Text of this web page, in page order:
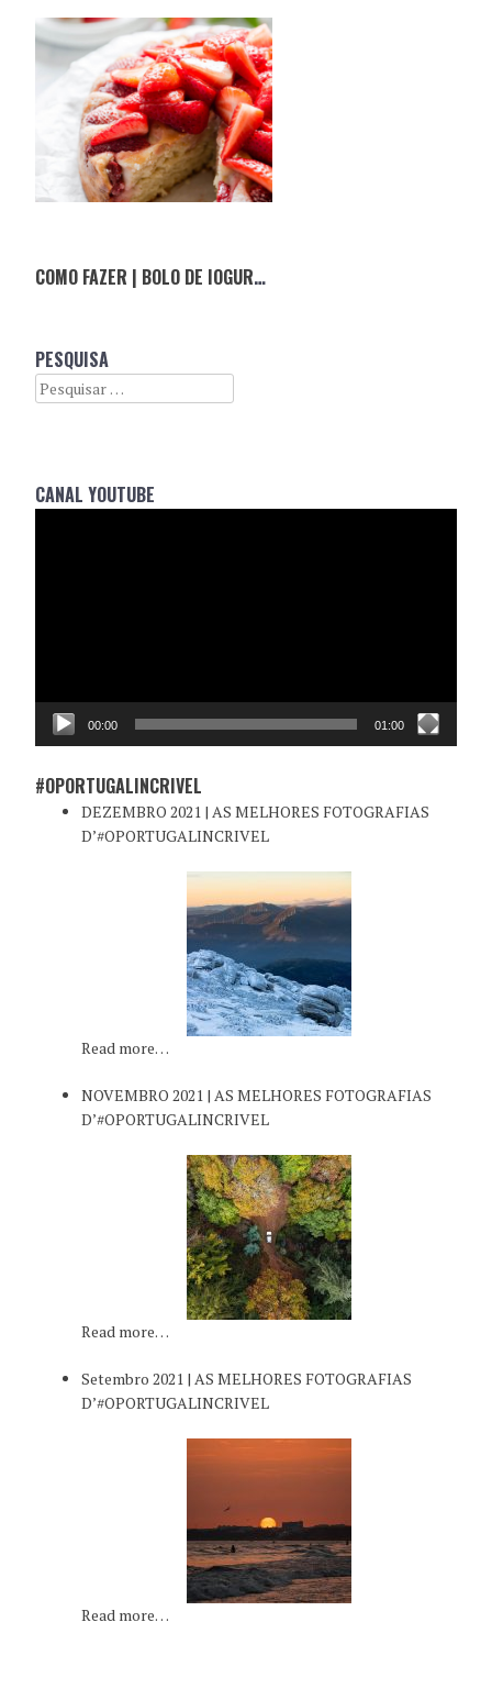
COMO FAZER | BOLO DE IOGURTE SKYR DE MORANGO
PESQUISA
Search
CANAL YOUTUBE
00:00 01:00
#OPORTUGALINCRIVEL
DEZEMBRO 2021 | AS MELHORES FOTOGRAFIAS
D’#OPORTUGALINCRIVEL
Read more…
NOVEMBRO 2021 | AS MELHORES FOTOGRAFIAS
D’#OPORTUGALINCRIVEL
Read more…
Setembro 2021 | AS MELHORES FOTOGRAFIAS
D’#OPORTUGALINCRIVEL
Read more…